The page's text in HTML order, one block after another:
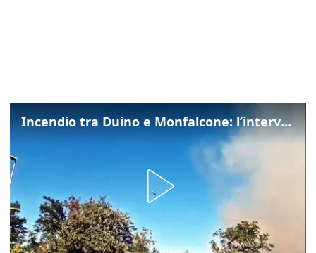
Incendio tra Duino e Monfalcone: l’intervento dei vigili del fuoco